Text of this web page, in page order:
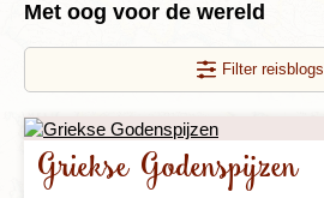
Met oog voor de wereld
Filter reisblogs
Griekse Godenspijzen